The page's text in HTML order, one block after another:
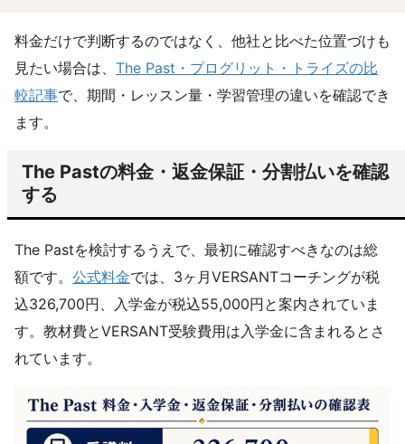
料金だけで判断するのではなく、他社と比べた位置づけも
見たい場合は、 The Past・プログリット・トライズの比
較記事で、期間・レッスン量・学習管理の違いを確認でき
ます。
The Pastの料金・返金保証・分割払いを確認
する
The Pastを検討するうえで、最初に確認すべきなのは総
額です。 公式料金では、3ヶ月VERSANTコーチングが税
込326,700円、入学金が税込55,000円と案内されていま
す。教材費とVERSANT受験費用は入学金に含まれるとさ
れています。